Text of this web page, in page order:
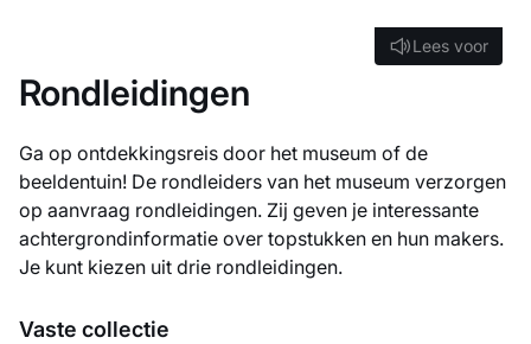
Lees voor
Lees voor
Rondleidingen
Ga op ontdekkingsreis door het museum of de
beeldentuin! De rondleiders van het museum verzorgen
op aanvraag rondleidingen. Zij geven je interessante
achtergrondinformatie over topstukken en hun makers.
Je kunt kiezen uit drie rondleidingen.
Vaste collectie